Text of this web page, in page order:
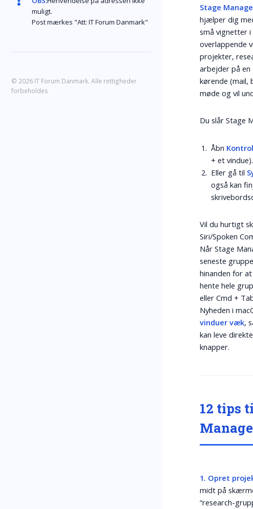
Stage
hjælper dig
små vignetter
overlappende
projekter,
arbejder på
kørende (mail,
møde og vil
Du slår Stage
Åbn
+ et
Eller gå til
også kan
Vil du hurtigt
Siri/Spoken
Når Stage
seneste
hinanden for
hente hele
ellerCmd +
Nyheden i
vinduer væk,
kan leve
knapper.
12 tips
1. Opret
midt på
“research-
muligt.
Post mærkes "Att: IT Forum Danmark"
© 2026 IT Forum Danmark. Alle rettigheder
forbeholdes